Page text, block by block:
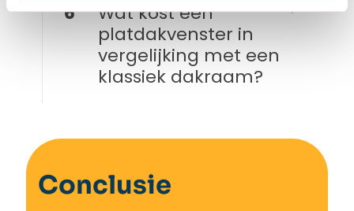
6
Wat kost een
platdakvenster in
vergelijking met een
klassiek dakraam?
Conclusie